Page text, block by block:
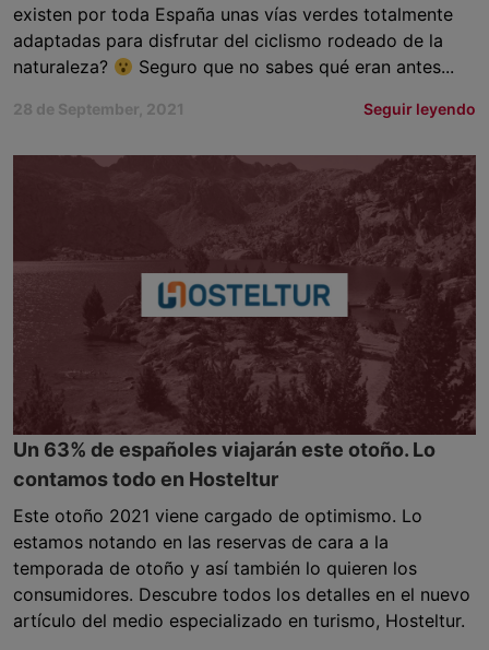
existen por toda España unas vías verdes totalmente
adaptadas para disfrutar del ciclismo rodeado de la
naturaleza?
Seguro que no sabes qué eran antes...
28 de September, 2021 Seguir leyendo
Un 63% de españoles viajarán este otoño. Lo
contamos todo en Hosteltur
Este otoño 2021 viene cargado de optimismo. Lo
estamos notando en las reservas de cara a la
temporada de otoño y así también lo quieren los
consumidores. Descubre todos los detalles en el nuevo
artículo del medio especializado en turismo, Hosteltur.